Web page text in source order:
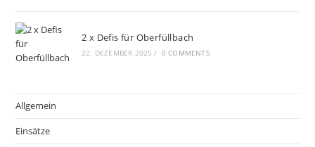
2 x Defis für Oberfüllbach
22. DEZEMBER 2025 / 0 COMMENTS
Allgemein
Einsätze